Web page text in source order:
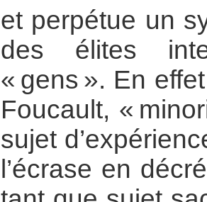
et perpétue un
des élites
« gens ». En
Foucault, «
sujet
l’écrase en